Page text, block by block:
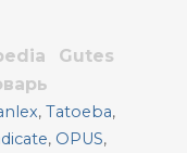
Gutes
,Tatoeba,
, OPUS,